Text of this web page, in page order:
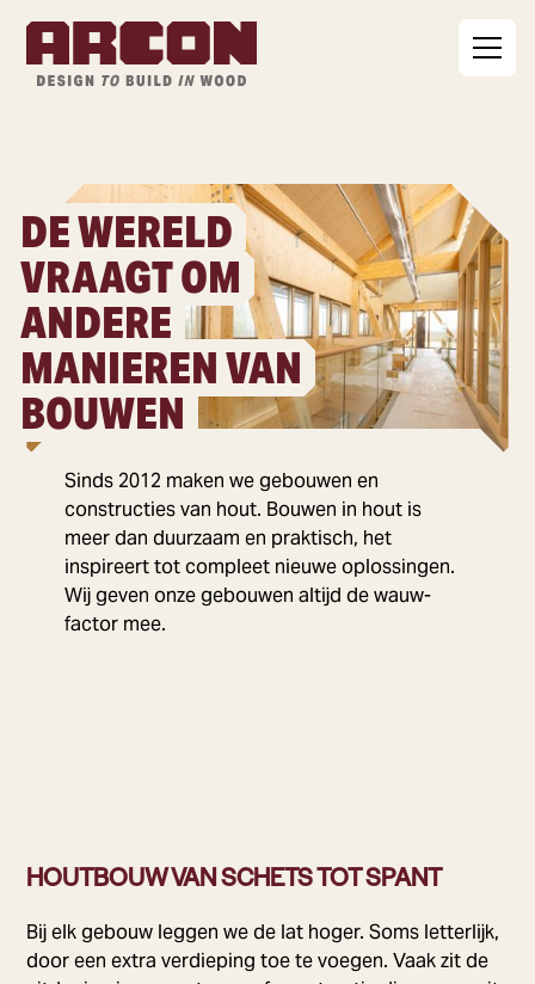
DE WERELD
VRAAGT OM
ANDERE
MANIEREN VAN
BOUWEN
Sinds 2012 maken we gebouwen en
constructies van hout. Bouwen in hout is
meer dan duurzaam en praktisch, het
inspireert tot compleet nieuwe oplossingen.
Wij geven onze gebouwen altijd de wauw-
factor mee.
HOUTBOUW VAN SCHETS TOT SPANT
Bij elk gebouw leggen we de lat hoger. Soms letterlijk,
door een extra verdieping toe te voegen. Vaak zit de